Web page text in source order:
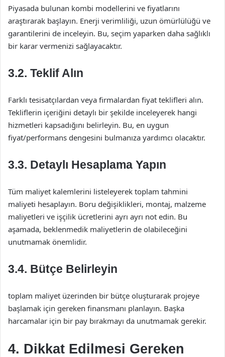
Piyasada bulunan kombi modellerini ve fiyatlarını
araştırarak başlayın. Enerji verimliliği, uzun ömürlülüğü ve
garantilerini de inceleyin. Bu, seçim yaparken daha sağlıklı
bir karar vermenizi sağlayacaktır.
3.2. Teklif Alın
Farklı tesisatçılardan veya firmalardan fiyat teklifleri alın.
Tekliflerin içeriğini detaylı bir şekilde inceleyerek hangi
hizmetleri kapsadığını belirleyin. Bu, en uygun
fiyat/performans dengesini bulmanıza yardımcı olacaktır.
3.3. Detaylı Hesaplama Yapın
Tüm maliyet kalemlerini listeleyerek toplam tahmini
maliyeti hesaplayın. Boru değişiklikleri, montaj, malzeme
maliyetleri ve işçilik ücretlerini ayrı ayrı not edin. Bu
aşamada, beklenmedik maliyetlerin de olabileceğini
unutmamak önemlidir.
3.4. Bütçe Belirleyin
toplam maliyet üzerinden bir bütçe oluşturarak projeye
başlamak için gereken finansmanı planlayın. Başka
harcamalar için bir pay bırakmayı da unutmamak gerekir.
4. Dikkat Edilmesi Gereken